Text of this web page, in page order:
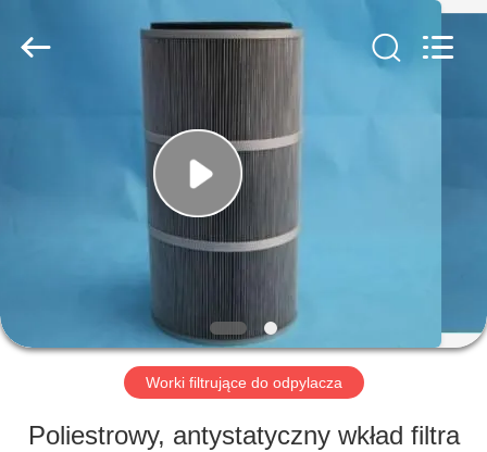
PRODUKTY
WYCIECZKA
FABRYCE
Technology
Co.,Ltd..
Worki filtrujące do odpylacza
Poliestrowy, antystatyczny wkład filtra